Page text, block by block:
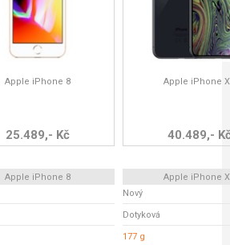
Apple iPhone 8
25.489,- Kč
Apple iPhone
40.489,-
Apple iPhone 8
Apple iPhone
Nový
Dotyková
177 g